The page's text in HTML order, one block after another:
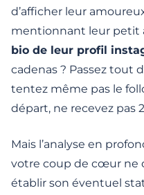
d’afficher leur
mentionnant leur petit
bio de leur profil
cadenas ? Passez tout
tentez même pas le
départ, ne recevez pas
Mais l’analyse en
votre coup de cœur ne
établir son éventuel